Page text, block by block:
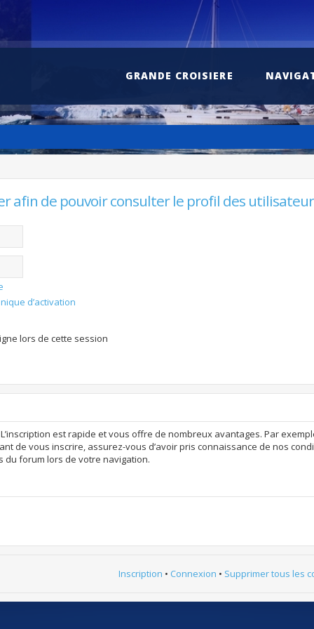
GRANDE CROISIERE
afin de pouvoir consulter le profil des
d’activation
lors de cette session
est rapide et vous offre de nombreux avantages. Par
de vous inscrire, assurez-vous d’avoir pris connaissance de nos
du forum lors de votre navigation.
Inscription • Connexion • Supprimer tous les